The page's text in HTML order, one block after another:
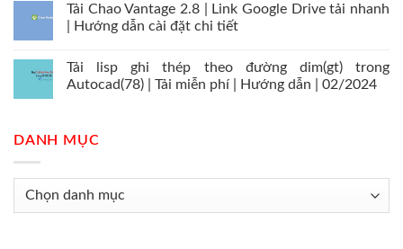
Tải Chao Vantage 2.8 | Link Google Drive tải nhanh
| Hướng dẫn cài đặt chi tiết
Tải lisp ghi thép theo đường dim(gt) trong
Autocad(78) | Tải miễn phí | Hướng dẫn | 02/2024
DANH MỤC
Danh